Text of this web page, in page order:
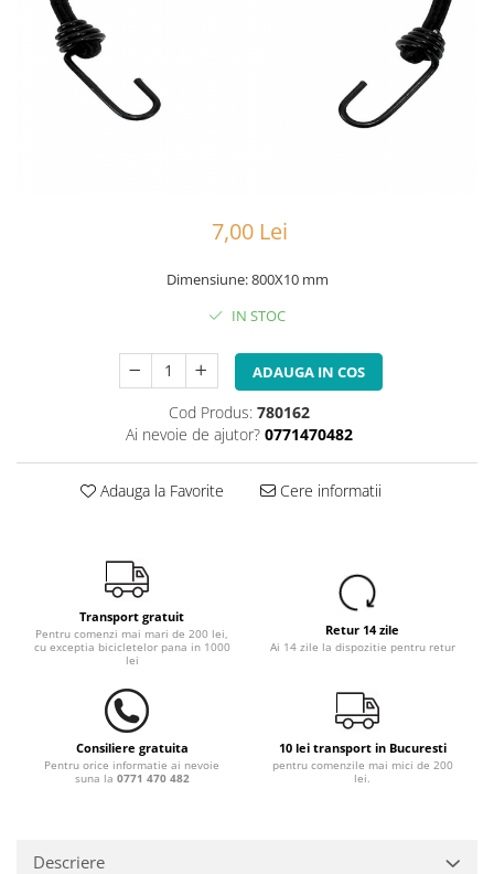
Reflectorizante
Roti ajutatoare
Lanturi
Manete schimbator
Mansoane & Ghidoline
Schimbatoare si accesorii
7,00 Lei
Dimensiune: 800X10 mm
IN STOC
ADAUGA IN COS
Cod Produs: 780162
Ai nevoie de ajutor? 0771470482
Adauga la Favorite Cere informatii
Transport gratuit
Pentru comenzi mai mari de 200 lei,
cu exceptia bicicletelor pana in 1000
lei
Retur 14 zile
Ai 14 zile la dispozitie pentru retur
Consiliere gratuita
Pentru orice informatie ai nevoie
suna la 0771 470 482
10 lei transport in Bucuresti
pentru comenzile mai mici de 200
lei.
Descriere